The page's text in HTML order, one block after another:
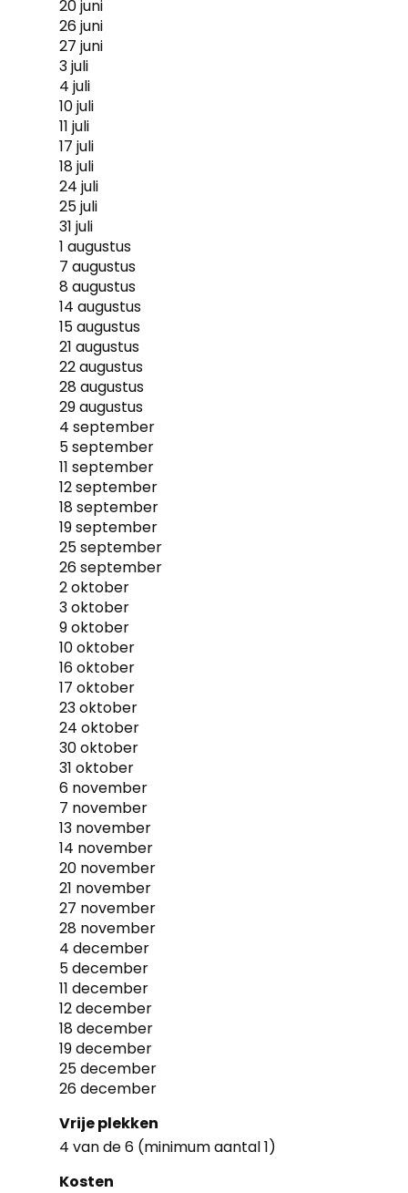
20 juni
26 juni
27 juni
3 juli
4 juli
10 juli
11 juli
17 juli
18 juli
24 juli
25 juli
31 juli
1 augustus
7 augustus
8 augustus
14 augustus
15 augustus
21 augustus
22 augustus
28 augustus
29 augustus
4 september
5 september
11 september
12 september
18 september
19 september
25 september
26 september
2 oktober
3 oktober
9 oktober
10 oktober
16 oktober
17 oktober
23 oktober
24 oktober
30 oktober
31 oktober
6 november
7 november
13 november
14 november
20 november
21 november
27 november
28 november
4 december
5 december
11 december
12 december
18 december
19 december
25 december
26 december
Vrije plekken
4 van de 6 (minimum aantal 1)
Kosten